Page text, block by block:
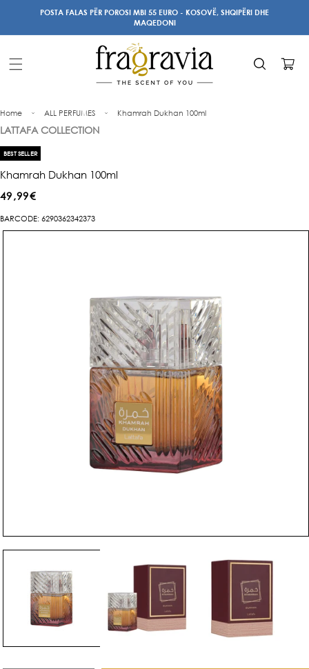
Kalo tePOSTA FALAS PËR POROSI MBI 55 EURO - KOSOVË, SHQIPËRI DHE
MAQEDONI
Karrocë
Home ALL PERFUMES Khamrah Dukhan 100ml
LATTAFA COLLECTION
BEST SELLER
Khamrah Dukhan 100ml
Çmimi
i
rregullt
49,99€
BARCODE: 6290362342373
te